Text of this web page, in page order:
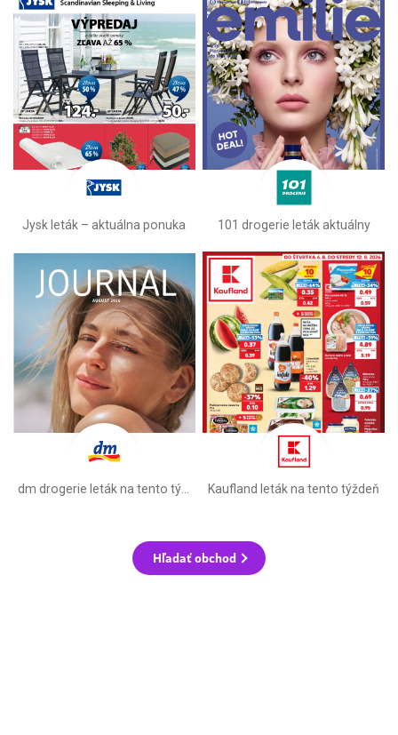
Jysk leták – aktuálna ponuka 101 drogerie leták aktuálny
Kaufland leták na tento týždeň
Hľadať obchod